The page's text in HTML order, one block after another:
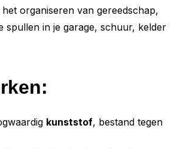
organiseren van gereedschap,
spullen in je garage, schuur, kelder
kunststof, bestand tegen